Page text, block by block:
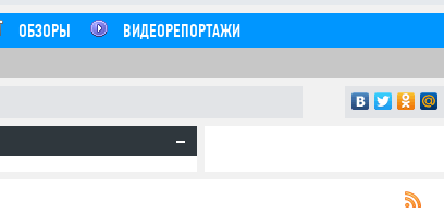
ОБЗОРЫ ВИДЕОРЕПОРТАЖИ